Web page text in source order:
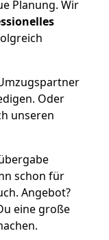
Planung. Wir
Oder
unseren
schon für
Angebot?
eine große